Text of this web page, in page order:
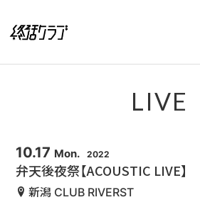
1stFullAlbum『終活のススメ
LIVE
10.17 Mon. 2022
弁天後夜祭【ACOUSTIC LIVE】
新潟 CLUB RIVERST